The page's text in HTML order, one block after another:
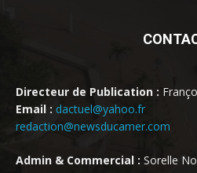
Directeur de Publication :
Email : dactuel@yahoo.fr
redaction@newsducamer.com
Admin & Commercial : Sorelle